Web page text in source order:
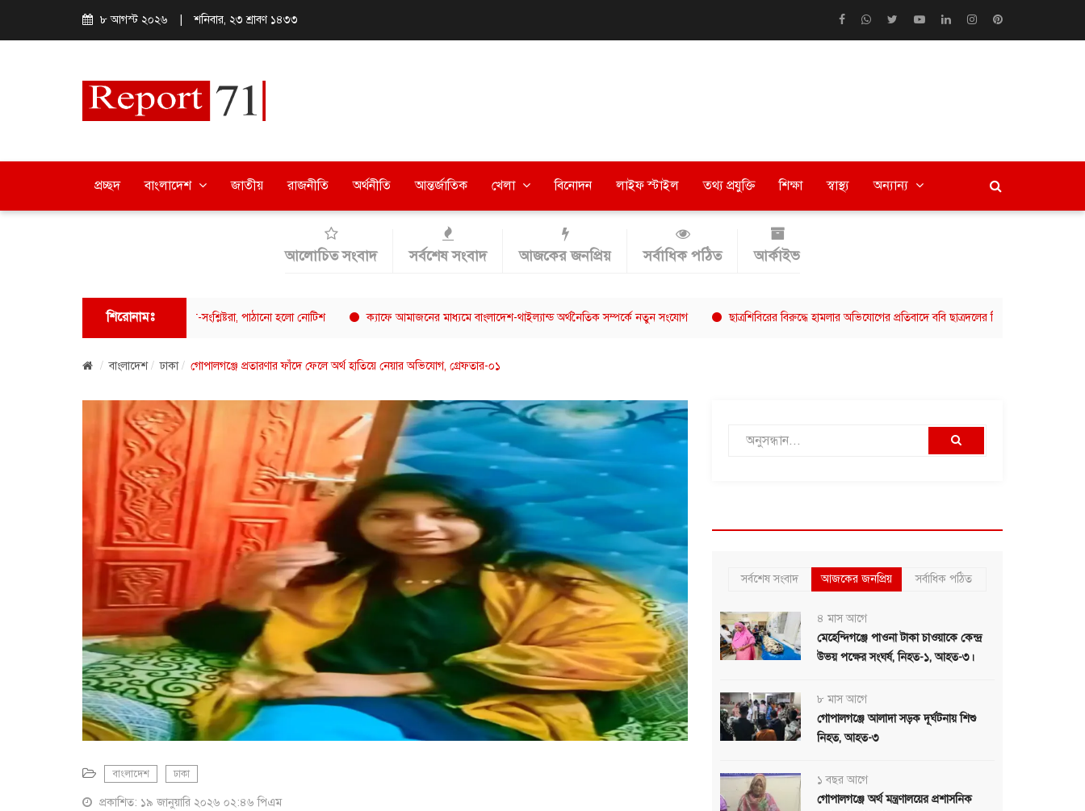
৮ আগস্ট ২০২৬ শনিবার, ২৩ শ্রাবণ ১৪৩৩
প্রচ্ছদ বাংলাদেশ জাতীয় রাজনীতি অর্থনীতি আন্তর্জাতিক খেলা বিনোদন লাইফ স্টাইল তথ্য প্রযুক্তি শিক্ষা স্বাস্থ্য অন্যান্য
আলোচিত সংবাদ সর্বশেষ সংবাদ আজকের জনপ্রিয় সর্বাধিক পঠিত আর্কাইভ
শিরোনামঃ
ফুয়াদের বক্তব্যে ক্ষুব্ধ ঢাবি শিক্ষার্থী-সংশ্লিষ্টরা, পাঠানো হলো নোটিশ ক্যাফে আমাজনের মাধ্যমে বাংলাদেশ-থাইল্যান্ড অর্থনৈতিক সম্পর্কে নতুন সংযোগ ছাত্রশিবিরের বিরুদ্ধে হামলার অভিযোগের প্রতিবাদে ববি ছাত্রদলের বিক্ষোভ মিছিল
বাংলাদেশ ঢাকা গোপালগঞ্জে প্রতারণার ফাঁদে ফেলে অর্থ হাতিয়ে নেয়ার অভিযোগ, গ্রেফতার-০১
বাংলাদেশ ঢাকা
প্রকাশিত: ১৯ জানুয়ারি ২০২৬ ০২:৪৬ পিএম
সর্বশেষ সংবাদ আজকের জনপ্রিয় সর্বাধিক পঠিত
৪ মাস আগে
মেহেন্দিগঞ্জে পাওনা টাকা চাওয়াকে কেন্দ্র
উভয় পক্ষের সংঘর্ষ, নিহত-১, আহত-৩।
৮ মাস আগে
গোপালগঞ্জে আলাদা সড়ক দূর্ঘটনায় শিশু
নিহত, আহত-৩
১ বছর আগে
গোপালগঞ্জে অর্থ মন্ত্রণালয়ের প্রশাসনিক